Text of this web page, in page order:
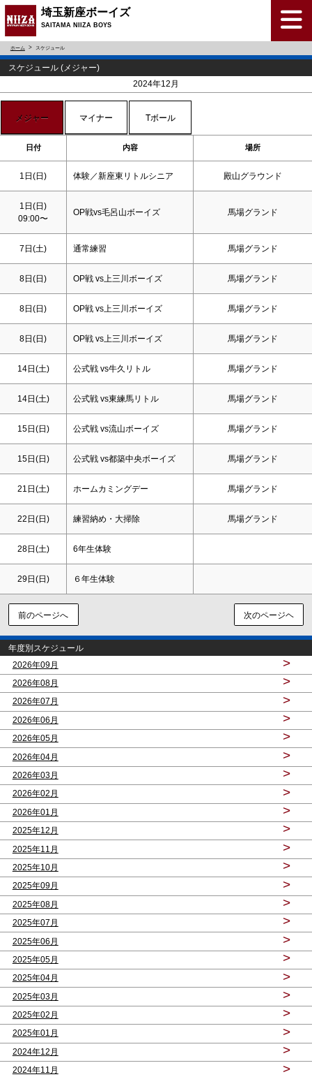
埼玉新座ボーイズ
SAITAMA NIIZA BOYS
ホーム スケジュール
スケジュール (メジャー)
2024年12月
メジャー マイナー Tボール
日付 内容 場所
1日(日) 体験／新座東リトルシニア 殿山グラウンド
1日(日)
09:00〜
OP戦vs毛呂山ボーイズ 馬場グランド
7日(土) 通常練習 馬場グランド
8日(日) OP戦 vs上三川ボーイズ 馬場グランド
8日(日) OP戦 vs上三川ボーイズ 馬場グランド
8日(日) OP戦 vs上三川ボーイズ 馬場グランド
14日(土) 公式戦 vs牛久リトル 馬場グランド
14日(土) 公式戦 vs東練馬リトル 馬場グランド
15日(日) 公式戦 vs流山ボーイズ 馬場グランド
15日(日) 公式戦 vs都築中央ボーイズ 馬場グランド
21日(土) ホームカミングデー 馬場グランド
22日(日) 練習納め・大掃除 馬場グランド
28日(土) 6年生体験
29日(日) ６年生体験
前のページへ 次のページヘ
年度別スケジュール
2026年09月
>
2026年08月 >
2026年07月 >
2026年06月 >
2026年05月 >
2026年04月 >
2026年03月 >
2026年02月 >
2026年01月 >
2025年12月 >
2025年11月 >
2025年10月 >
2025年09月 >
2025年08月 >
2025年07月 >
2025年06月 >
2025年05月 >
2025年04月 >
2025年03月 >
2025年02月 >
2025年01月 >
2024年12月 >
2024年11月 >